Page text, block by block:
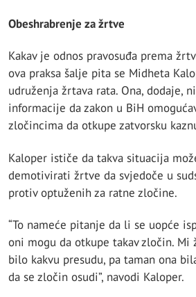
Obeshrabrenje za žrtve
Kakav je odnos pravosuđa prema
ova praksa šalje pita se Midheta
udruženja žrtava rata. Ona, dodaje,
informacije da zakon u BiH
zločincima da otkupe zatvorsku
Kaloper ističe da takva situacija
demotivirati žrtve da svjedoče u
protiv optuženih za ratne zločine.
“To nameće pitanje da li se uopće
oni mogu da otkupe takav zločin.
bilo kakvu presudu, pa taman ona
da se zločin osudi”, navodi Kaloper.